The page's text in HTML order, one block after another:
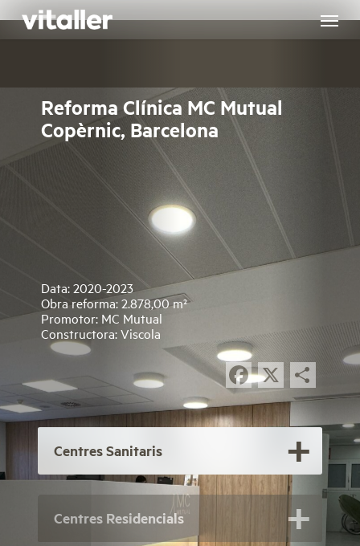
to
main
Reforma Clínica MC Mutual
Copèrnic, Barcelona
Data: 2020-2023
Obra reforma: 2.878,00 m²
Promotor: MC Mutual
Constructora: Viscola
Facebook
X
Centres Sanitaris
Centres Residencials